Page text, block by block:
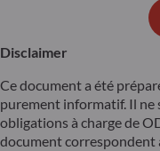
Disclaimer
Ce document a été
purement informatif. Il ne
obligations à charge de
document correspondent